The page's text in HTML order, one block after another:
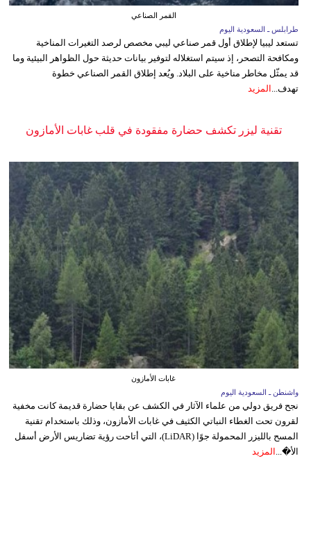
القمر الصناعي
طرابلس ـ السعودية اليوم
تستعد ليبيا لإطلاق أول قمر صناعي ليبي مخصص لرصد التغيرات المناخية
ومكافحة التصحر، إذ سيتم استغلاله لتوفير بيانات حديثة حول الظواهر البيئية وما
قد يمثّل مخاطر مناخية على البلاد. ويُعد إطلاق القمر الصناعي خطوة
تهدف...
المزيد
تقنية ليزر تكشف حضارة مفقودة في قلب غابات الأمازون
غابات الأمازون
واشنطن ـ السعودية اليوم
نجح فريق دولي من علماء الآثار في الكشف عن بقايا حضارة قديمة كانت مخفية
لقرون تحت الغطاء النباتي الكثيف في غابات الأمازون، وذلك باستخدام تقنية
المسح بالليزر المحمولة جوًا (LiDAR)، التي أتاحت رؤية تضاريس الأرض أسفل
الأ�... المزيد